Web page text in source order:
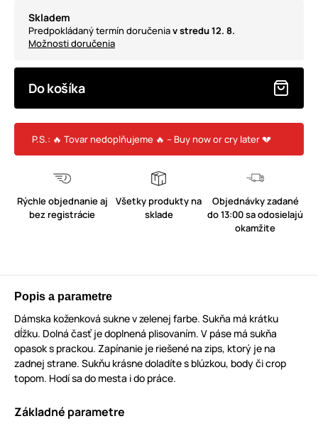
Skladem
Predpokládaný termín doručeniav stredu 12. 8.
Možnosti doručenia
Do košíka
P.S.: 🔥 Tovar nedoplňujeme 🔥 – Buy now or cry later 💔
Rýchle objednanie aj
bez registrácie
Všetky produkty na
sklade
Objednávky zadané
do 13:00 sa odosielajú
okamžite
Popis a parametre
Dámska koženková sukne v zelenej farbe. Sukňa má krátku
dĺžku. Dolná časť je doplnená plisovaním. V páse má sukňa
opasok s prackou. Zapínanie je riešené na zips, ktorý je na
zadnej strane. Sukňu krásne doladíte s blúzkou, body či crop
topom. Hodí sa do mesta i do práce.
Základné parametre